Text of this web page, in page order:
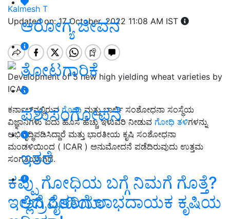
ಆರೋಗ್ಯ ಜೀವನ
ತೋಟಗಾರಿಕೆ
ಪಶುಸಂಗೋಪನೆ
ಇತರೆ
ಅಗ್ರಿಪೀಡಿಯಾ
Kalmesh T
Updated on: 17 October, 2022 11:08 AM IST
Development of 5 new high yielding wheat varieties by
ICAR
ಕರ್ನಾಲ್‌ನಲ್ಲಿರುವ ಗೋಧಿ ಮತ್ತು ಬಾರ್ಲಿ ಸಂಶೋಧನಾ ಸಂಸ್ಥೆಯ
ವಿಜ್ಞಾನಿಗಳು ಐದು ಹೊಸ ಹೆಚ್ಚು ಇಳುವರಿ ನೀಡುವ ಗೋಧಿ ತಳಿಗಳನ್ನು
ಅಭಿವೃದ್ಧಿಪಡಿಸಿದ್ದಾರೆ ಮತ್ತು ಭಾರತೀಯ ಕೃಷಿ ಸಂಶೋಧನಾ
ಮಂಡಳಿಯಿಂದ ( ICAR ) ಅನುಮೋದನೆ ಪಡೆದಿರುವುದು ಉತ್ತಮ
ಸಂಗತಿಯಾಗಿದೆ.
ಕಪ್ಪು ಗೋಧಿಯ ಬಗ್ಗೆ ನಿಮಗೆ ಗೊತ್ತೆ?
ಇಲ್ಲಿದೆ ರೈತರಿಗೆ ಲಾಭದಾಯಕ ಕೃಷಿಯ